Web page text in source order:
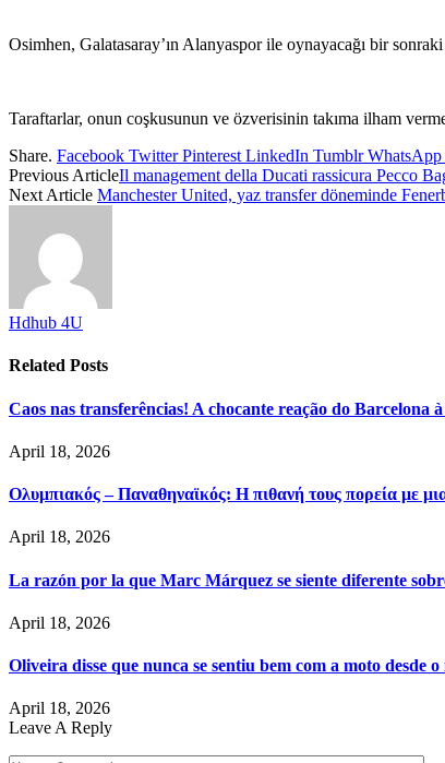
Osimhen, Galatasaray’ın Alanyaspor ile oynayacağı bir
Taraftarlar, onun coşkusunun ve özverisinin takıma ilham
Share. Facebook Twitter Pinterest LinkedIn Tumblr WhatsApp
Previous ArticleIl management della Ducati rassicura Pecco
Next Article Manchester United, yaz transfer döneminde
Hdhub 4U
Related Posts
Caos nas transferências! A chocante reação do
April 18, 2026
Ολυμπιακός – Παναθηναϊκός: Η πιθανή τους πορεία με
April 18, 2026
La razón por la que Marc Márquez se siente diferente
April 18, 2026
Oliveira disse que nunca se sentiu bem com a moto
April 18, 2026
Leave A Reply